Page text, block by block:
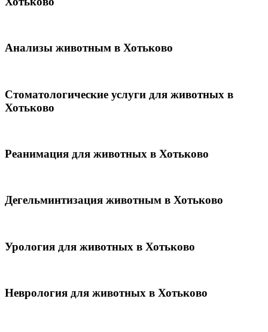
Анализы животным в Хотьково
Стоматологические услуги для животных в
Хотьково
Реанимация для животных в Хотьково
Дегельминтизация животным в Хотьково
Урология для животных в Хотьково
Неврология для животных в Хотьково